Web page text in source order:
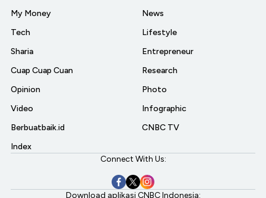
My Money
Tech
Sharia
Cuap Cuap Cuan
Opinion
Video
Berbuatbaik.id
Index
News
Lifestyle
Entrepreneur
Research
Photo
Infographic
CNBC TV
Connect With Us:
Download aplikasi CNBC Indonesia: